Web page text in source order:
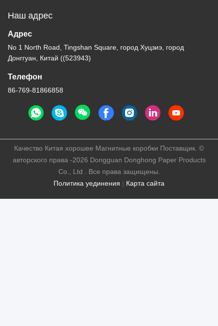
Наш адрес
Адрес
No 1 North Road, Tingshan Square, город Хуцзиэ, город
Донггуан, Китай ((523943)
Телефон
86-769-81866858
Политика уединения | Карта сайта
Качество Китая хорошее Магнитные коробки Поставщик. ©
авторского права -2026 Dongguan Donghong Paper Products
Co., Ltd . Все права защищены.